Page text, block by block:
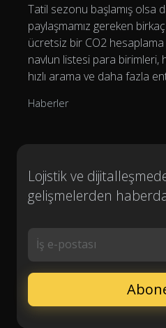
Tatil sezonu başlamış olsa
paylaşmamız gereken
ücretsiz bir CO2 hesaplama
navlun listesi para birimleri,
hızlı arama ve daha fazla
Haberler
Lojistik ve
gelişmelerden
İş e-postası